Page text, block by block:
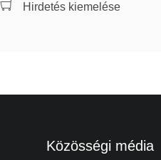
Hirdetés kiemelése
Közösségi média